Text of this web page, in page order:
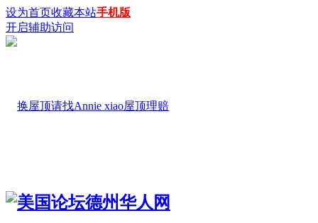
设为首页收藏本站手机版
开启辅助访问